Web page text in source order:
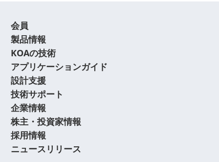
会員
製品情報
KOAの技術
アプリケーションガイド
設計支援
技術サポート
企業情報
株主・投資家情報
採用情報
ニュースリリース